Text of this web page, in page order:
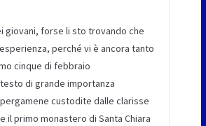
giovani, forse li sto trovando che
perché vi è ancora tanto
cinque di febbraio
di grande importanza
custodite dalle clarisse
il primo monastero di Santa Chiara